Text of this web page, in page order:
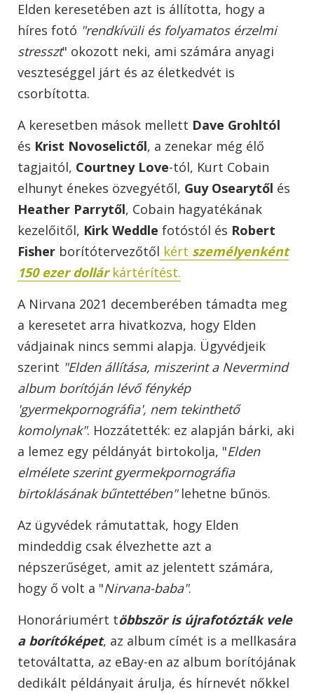
Elden keresetében azt is állította, hogy a
híres fotó "rendkívüli és folyamatos érzelmi
stresszt" okozott neki, ami számára anyagi
veszteséggel járt és az életkedvét is
csorbította.
A keresetben mások mellett Dave Grohltól
és Krist Novoselictől, a zenekar még élő
tagjaitól, Courtney Love-tól, Kurt Cobain
elhunyt énekes özvegyétől, Guy Osearytől és
Heather Parrytől, Cobain hagyatékának
kezelőitől, Kirk Weddle fotóstól és Robert
Fisher borítótervezőtől kért személyenként
150 ezer dollár kártérítést.
A Nirvana 2021 decemberében támadta meg
a keresetet arra hivatkozva, hogy Elden
vádjainak nincs semmi alapja. Ügyvédjeik
szerint "Elden állítása, miszerint a Nevermind
album borítóján lévő fénykép
'gyermekpornográfia', nem tekinthető
komolynak". Hozzátették: ez alapján bárki, aki
a lemez egy példányát birtokolja, "Elden
elmélete szerint gyermekpornográfia
birtoklásának bűntettében"lehetne bűnös.
Az ügyvédek rámutattak, hogy Elden
mindeddig csak élvezhette azt a
népszerűséget, amit az jelentett számára,
hogy ő volt a "Nirvana-baba".
Honoráriumért többször is újrafotózták vele
a borítóképet, az album címét is a mellkasára
tetováltatta, az eBay-en az album borítójának
dedikált példányait árulja, és hírnevét nőkkel